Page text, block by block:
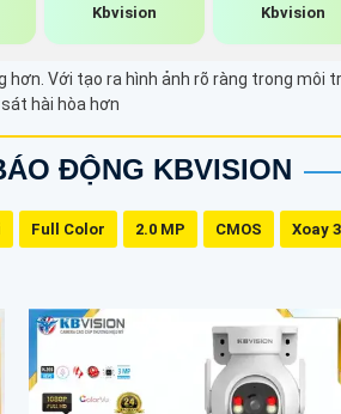
Kbvision
Kbvision
Với tạo ra hình ảnh rõ ràng trong
hài hòa hơn
ĐỘNG KBVISION
Full Color 2.0 MP CMOS Xoay